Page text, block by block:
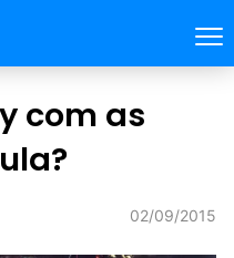
com as
02/09/2015